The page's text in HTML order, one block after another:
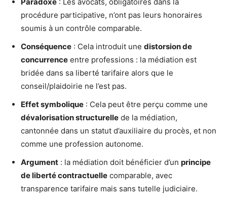
procédure participative, n’ont pas leurs honoraires
soumis à un contrôle comparable.
Conséquence : Cela introduit une distorsion de
concurrence entre professions : la médiation est
bridée dans sa liberté tarifaire alors que le
conseil/plaidoirie ne l’est pas.
Effet symbolique : Cela peut être perçu comme une
dévalorisation structurelle de la médiation,
cantonnée dans un statut d’auxiliaire du procès, et non
comme une profession autonome.
Argument : la médiation doit bénéficier d’un principe
de liberté contractuelle comparable, avec
transparence tarifaire mais sans tutelle judiciaire.